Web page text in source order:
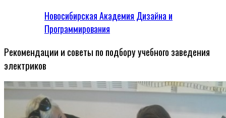
Новосибирская Академия Дизайна и
Программирования
Рекомендации и советы по подбору учебного заведения
электриков